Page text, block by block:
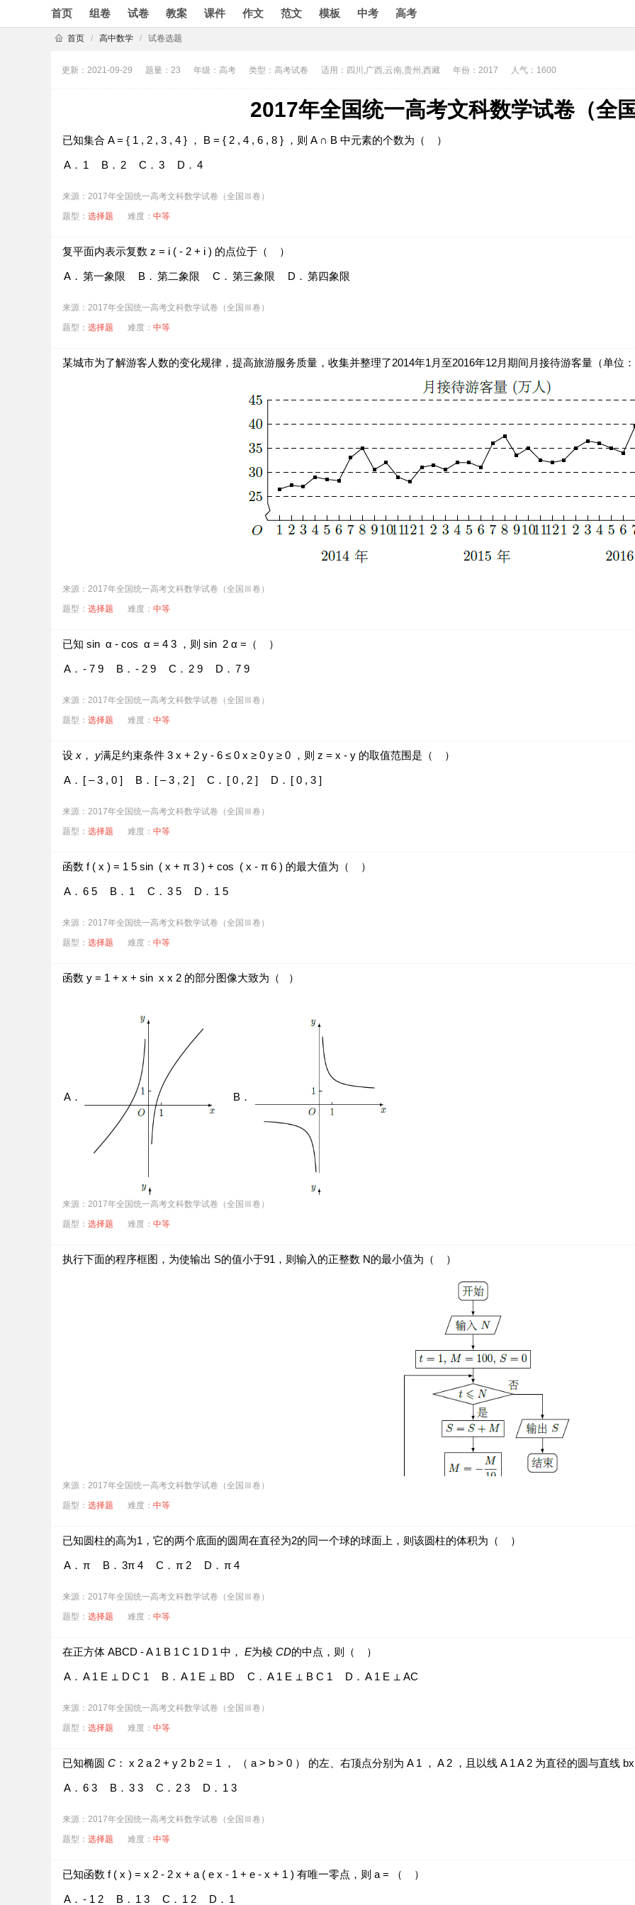
首页 组卷 试卷 教案 课件 作文 范文 模板 中考 高考
首页 / 高中数学 / 试卷选题
更新：2021-09-29 题量：23 年级：高考 类型：高考试卷 适用：四川,广西,云南,贵州,西藏 年份：2017 人气：1600
2017年全国统一高考文科数学试卷（全
已知集合 A= { 1 , 2 , 3 , 4 } ， B = { 2 , 4 , 6 , 8 } ，则 A ∩ B 中元素的个数为（ ）
A． 1 B． 2 C． 3 D． 4
来源：2017年全国统一高考文科数学试卷（全国Ⅲ卷）
题型： 选择题 难度： 中等
复平面内表示复数 z = i ( - 2 + i ) 的点位于（ ）
A． 第一象限 B． 第二象限 C． 第三象限 D． 第四象限
来源：2017年全国统一高考文科数学试卷（全国Ⅲ卷）
题型： 选择题 难度： 中等
某城市为了解游客人数的变化规律，提高旅游服务质量，收集并整理了2014年1月至2016年12月期间月接待游客量（单位
根据该折线图，下列结论错误的是（ ）
A． 月接待游客逐月增加
C．
各年的月接待游客量高峰期大致在7,8月
D． 各年1月至6月的月接待游客量相对于7月至12W月，波动性更小，变化比较平稳
来源：2017年全国统一高考文科数学试卷（全国Ⅲ卷）
题型： 选择题 难度： 中等
已知 sin α - cos α = 4 3 ，则 sin 2 α =（ ）
A． - 7 9 B． - 2 9 C． 2 9 D． 7 9
来源：2017年全国统一高考文科数学试卷（全国Ⅲ卷）
题型： 选择题 难度： 中等
设 x ， y满足约束条件 3 x + 2 y - 6 ≤ 0 x ≥ 0 y ≥ 0 ，则 z = x - y 的取值范围是（ ）
A． [ –3 , 0 ] B． [ –3 , 2 ] C． [ 0 , 2 ] D． [ 0 , 3 ]
来源：2017年全国统一高考文科数学试卷（全国Ⅲ卷）
题型： 选择题 难度： 中等
函数 f ( x ) = 1 5 sin ( x + π 3 ) + cos ( x - π 6 ) 的最大值为（ ）
A． 6 5 B． 1 C． 3 5 D． 1 5
来源：2017年全国统一高考文科数学试卷（全国Ⅲ卷）
题型： 选择题 难度： 中等
函数 y = 1 + x + sin x x 2 的部分图像大致为（ ）
A． B．
C． D．
来源：2017年全国统一高考文科数学试卷（全国Ⅲ卷）
题型： 选择题 难度： 中等
执行下面的程序框图，为使输出 S的值小于91，则输入的正整数 N的最小值为（ ）
A． 5 B．4 C．3 D． 2
来源：2017年全国统一高考文科数学试卷（全国Ⅲ卷）
题型： 选择题 难度： 中等
已知圆柱的高为1，它的两个底面的圆周在直径为2的同一个球的球面上，则该圆柱的体积为（ ）
A． π B． 3π 4 C． π 2 D． π 4
来源：2017年全国统一高考文科数学试卷（全国Ⅲ卷）
题型： 选择题 难度： 中等
在正方体 ABCD -A 1 B 1 C 1 D 1 中， E为棱 CD的中点，则（ ）
A． A 1 E ⊥ D C 1 B． A 1 E ⊥ BD C． A 1 E ⊥ B C 1 D． A 1 E ⊥ AC
来源：2017年全国统一高考文科数学试卷（全国Ⅲ卷）
题型： 选择题 难度： 中等
已知椭圆 C ： x 2 a 2 + y 2 b 2 = 1 ， （ a > b > 0 ） 的左、右顶点分别为 A 1 ， A 2 ，且以线 A 1 A 2 为直径的圆与直线
A． 6 3 B． 3 3 C． 2 3 D． 1 3
来源：2017年全国统一高考文科数学试卷（全国Ⅲ卷）
题型： 选择题 难度： 中等
已知函数 f ( x ) = x 2 - 2 x + a ( e x - 1 + e - x + 1 ) 有唯一零点，则 a = （ ）
A． - 1 2 B． 1 3 C． 1 2 D． 1